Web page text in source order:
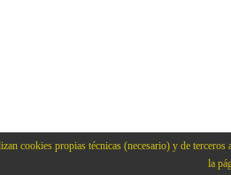
cookies propias técnicas (necesario) y de
la